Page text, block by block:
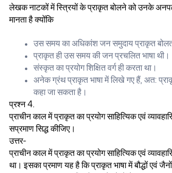
लेखक नाटकों में स्त्रियों के प्राकृत बोलने को उनके
मानता है क्योंकि
उस समय का अधिकांश जन समुदाय प्राकृत
प्राकृत ही उस समय की जन प्रचलित भाषा थी।
संस्कृत का प्रयोग शिक्षित वर्ग ही करता था।
अनेक ग्रंथ प्राकृत भाषा में लिखे गए हैं, अत:
कहा जा सकता है।
प्रश्न 4.
प्राचीन काल में प्राकृत का प्रयोग साहित्यिक एवं
सप्रमाण सिद्ध कीजिए।
उत्तर-
प्राचीन काल में प्राकृत का प्रयोग साहित्यिक एवं
था। इसका प्रमाण यह है कि प्राकृत भाषा में बौद्धों एवं